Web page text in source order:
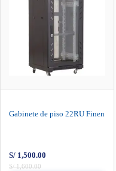
Gabinete de piso 22RU Finen
S/1,600.00
S/ 1,500.00